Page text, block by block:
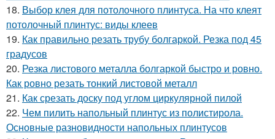
18. Выбор клея для потолочного плинтуса. На что клеят
потолочный плинтус: виды клеев
19. Как правильно резать трубу болгаркой. Резка под 45
градусов
20. Резка листового металла болгаркой быстро и ровно.
Как ровно резать тонкий листовой металл
21. Как срезать доску под углом циркулярной пилой
22. Чем пилить напольный плинтус из полистирола.
Основные разновидности напольных плинтусов